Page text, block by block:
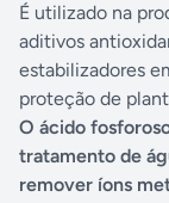
É utilizado na
aditivos
estabilizadores
proteção de
O ácido
tratamento de
remover íons